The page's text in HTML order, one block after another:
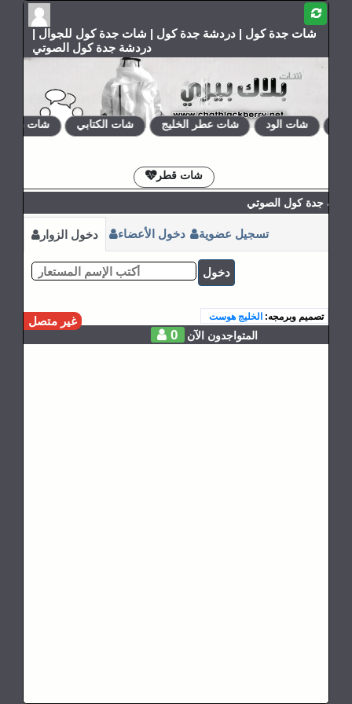
شات جدة كول | دردشة جدة كول | شات جدة كول للجوال |
دردشة جدة كول الصوتي
شات دلع شات الكتابي شات عطر الخليج شات الود
شات قطر
جدة كول الصوتي
دخول الزوار دخول الأعضاء تسجيل عضوية
دخول
غير متصل تصميم وبرمجه:الخليج هوست
0 المتواجدون الآن